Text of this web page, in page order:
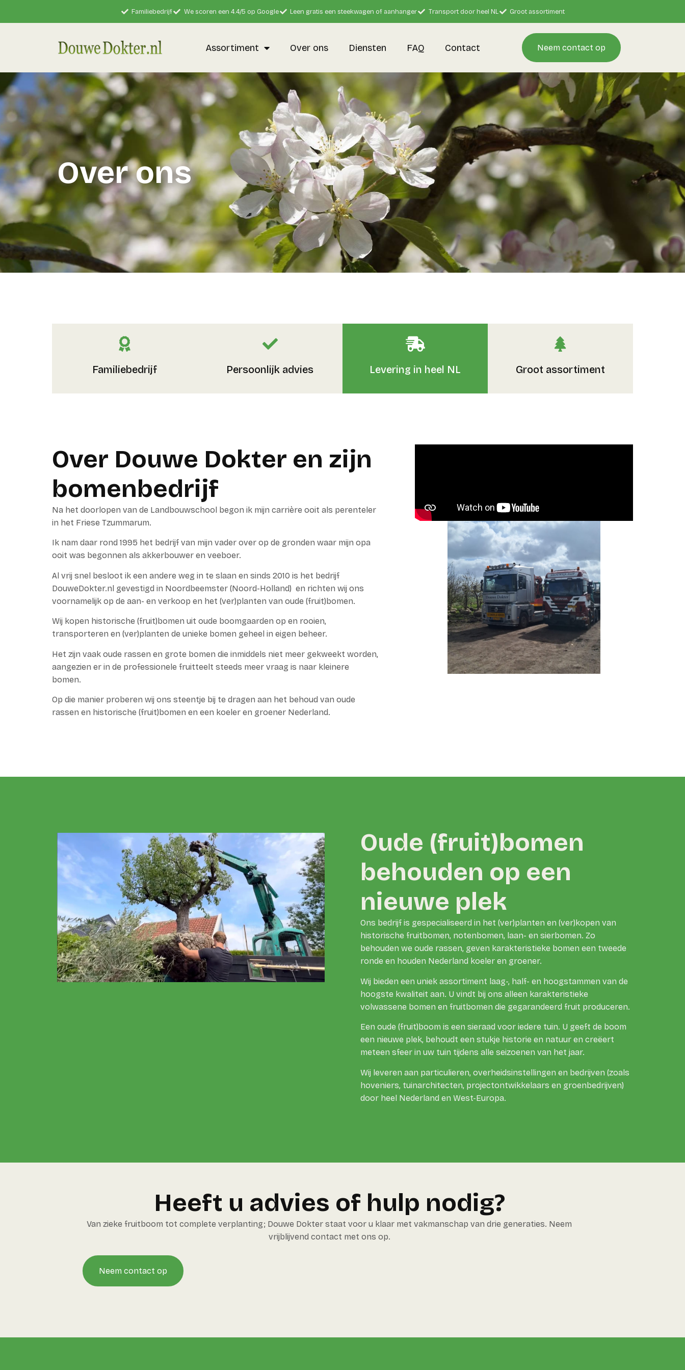
Familiebedrijf We scoren een 4.4/5 op Google Leen gratis een steekwagen of aanhanger Transport door heel NL Groot assortiment
Assortiment Over ons Diensten FAQ Contact Neem contact op
Over ons
Familiebedrijf Persoonlijk advies Levering in heel NL Groot assortiment
Over Douwe Dokter en zijn
bomenbedrijf
Na het doorlopen van de Landbouwschool begon ik mijn carrière ooit als perenteler
in het Friese Tzummarum.
Ik nam daar rond 1995 het bedrijf van mijn vader over op de gronden waar mijn opa
ooit was begonnen als akkerbouwer en veeboer.
Al vrij snel besloot ik een andere weg in te slaan en sinds 2010 is het bedrijf
DouweDokter.nl gevestigd in Noordbeemster (Noord-Holland) en richten wij ons
voornamelijk op de aan- en verkoop en het (ver)planten van oude (fruit)bomen.
Wij kopen historische (fruit)bomen uit oude boomgaarden op en rooien,
transporteren en (ver)planten de unieke bomen geheel in eigen beheer.
Het zijn vaak oude rassen en grote bomen die inmiddels niet meer gekweekt worden,
aangezien er in de professionele fruitteelt steeds meer vraag is naar kleinere
bomen.
Op die manier proberen wij ons steentje bij te dragen aan het behoud van oude
rassen en historische (fruit)bomen en een koeler en groener Nederland.
Oude (fruit)bomen
behouden op een
nieuwe plek
Ons bedrijf is gespecialiseerd in het (ver)planten en (ver)kopen van
historische fruitbomen, notenbomen, laan- en sierbomen. Zo
behouden we oude rassen, geven karakteristieke bomen een tweede
ronde en houden Nederland koeler en groener.
Wij bieden een uniek assortiment laag-, half- en hoogstammen van de
hoogste kwaliteit aan. U vindt bij ons alleen karakteristieke
volwassene bomen en fruitbomen die gegarandeerd fruit produceren.
Een oude (fruit)boom is een sieraad voor iedere tuin. U geeft de boom
een nieuwe plek, behoudt een stukje historie en natuur en creëert
meteen sfeer in uw tuin tijdens alle seizoenen van het jaar.
Wij leveren aan particulieren, overheidsinstellingen en bedrijven (zoals
hoveniers, tuinarchitecten, projectontwikkelaars en groenbedrijven)
door heel Nederland en West-Europa.
Heeft u advies of hulp nodig?
Van zieke fruitboom tot complete verplanting; Douwe Dokter staat voor u klaar met vakmanschap van drie generaties. Neem
vrijblijvend contact met ons op.
Neem contact op